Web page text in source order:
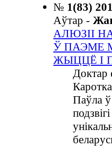
№ 1(83)
Аўтар -
АЛЮЗІІ
Ў ПАЭМЕ
ЖЫЦЦЁ І
Доктар
Паўла